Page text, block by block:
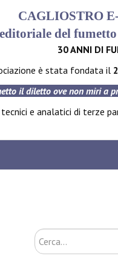
CAGLIOSTRO
del
30 ANNI DI
è stata fondata il
il diletto ove non miri a
e analatici di terze
Cerca...